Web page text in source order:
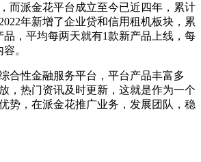
而派金花平台成立至今已近四年，累计
年新增了企业贷和信用租机板块，累
品，平均每两天就有1款新产品上线，每
。
合性金融服务平台，平台产品丰富多
，热门资讯及时更新，这就是作为一个
势，在派金花推广业务，发展团队，稳